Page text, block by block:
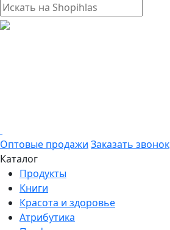
Оптовые продажи Заказать звонок
Каталог
Продукты
Книги
Красота и здоровье
Атрибутика